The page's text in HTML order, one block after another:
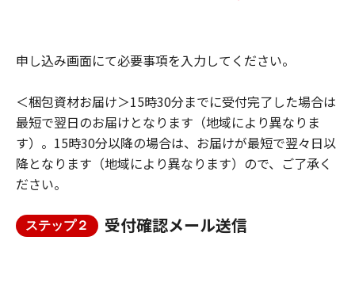
申し込み画面にて必要事項を入力してください。
＜梱包資材お届け＞15時30分までに受付完了した場合は
最短で翌日のお届けとなります（地域により異なりま
す）。15時30分以降の場合は、お届けが最短で翌々日以
降となります（地域により異なります）ので、ご了承く
ださい。
ステップ２ 受付確認メール送信